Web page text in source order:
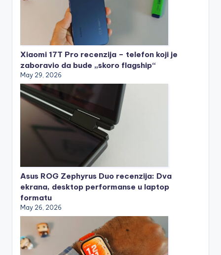
Xiaomi 17T Pro recenzija – telefon koji je
zaboravio da bude „skoro flagship“
May 29, 2026
Asus ROG Zephyrus Duo recenzija: Dva
ekrana, desktop performanse u laptop
formatu
May 26, 2026